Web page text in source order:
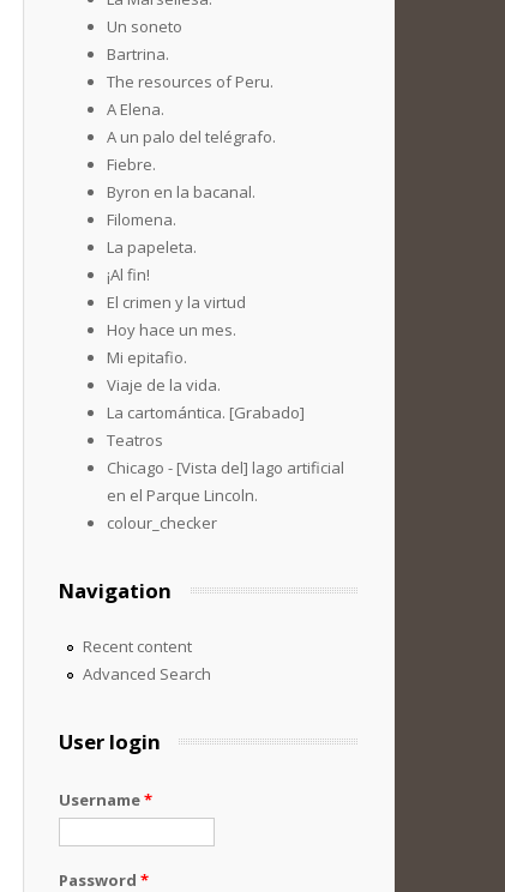
Un soneto
Bartrina.
The resources of Peru.
A Elena.
A un palo del telégrafo.
Fiebre.
Byron en la bacanal.
Filomena.
La papeleta.
¡Al fin!
El crimen y la virtud
Hoy hace un mes.
Mi epitafio.
Viaje de la vida.
La cartomántica. [Grabado]
Teatros
Chicago - [Vista del] lago artificial
en el Parque Lincoln.
colour_checker
Navigation
Recent content
Advanced Search
User login
Username*
Password *